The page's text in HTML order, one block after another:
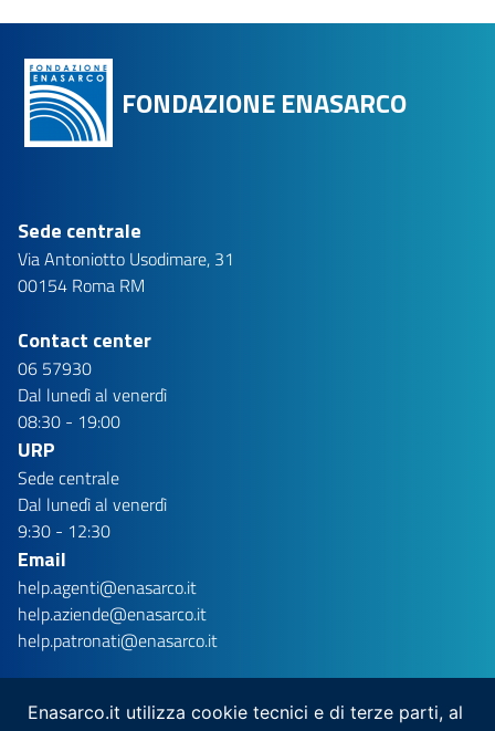
FONDAZIONE ENASARCO
Sede centrale
Via Antoniotto Usodimare, 31
00154 Roma RM
Contact center
06 57930
Dal lunedì al venerdì
08:30 - 19:00
URP
Sede centrale
Dal lunedì al venerdì
9:30 - 12:30
Email
help.agenti@enasarco.it
help.aziende@enasarco.it
help.patronati@enasarco.it
Enasarco.it utilizza cookie tecnici e di terze parti, al